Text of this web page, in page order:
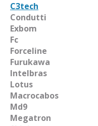
C3tech
Condutti
Exbom
Fc
Forceline
Furukawa
Intelbras
Lotus
Macrocabos
Md9
Megatron